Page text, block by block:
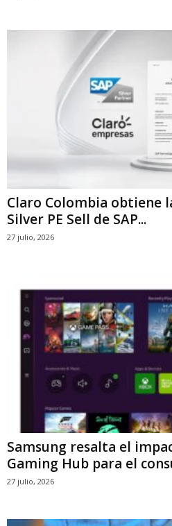
Claro Colombia obtiene
Silver PE Sell de SAP...
27 julio, 2026
Samsung resalta el
Gaming Hub para el
27 julio, 2026